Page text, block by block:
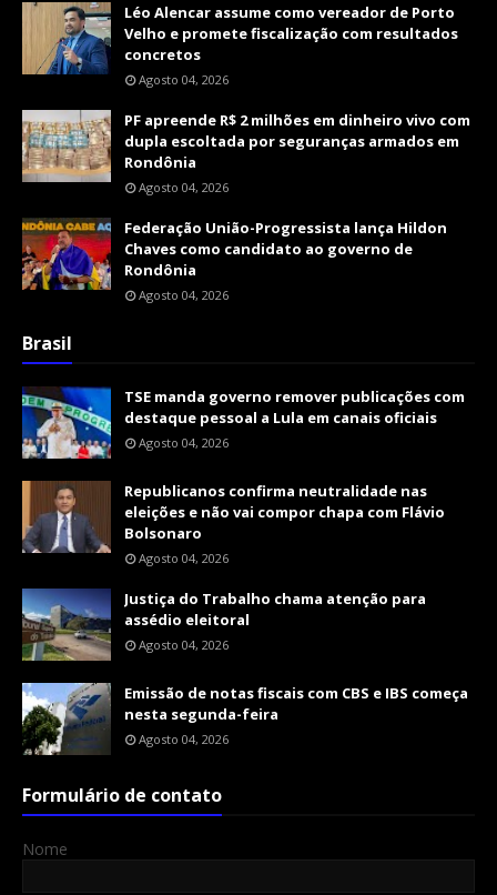
Léo Alencar assume como vereador de Porto
Velho e promete fiscalização com resultados
concretos
Agosto 04, 2026
PF apreende R$ 2 milhões em dinheiro vivo com
dupla escoltada por seguranças armados em
Rondônia
Agosto 04, 2026
Federação União-Progressista lança Hildon
Chaves como candidato ao governo de
Rondônia
Agosto 04, 2026
Brasil
TSE manda governo remover publicações com
destaque pessoal a Lula em canais oficiais
Agosto 04, 2026
Republicanos confirma neutralidade nas
eleições e não vai compor chapa com Flávio
Bolsonaro
Agosto 04, 2026
Justiça do Trabalho chama atenção para
assédio eleitoral
Agosto 04, 2026
Emissão de notas fiscais com CBS e IBS começa
nesta segunda-feira
Agosto 04, 2026
Formulário de contato
Nome